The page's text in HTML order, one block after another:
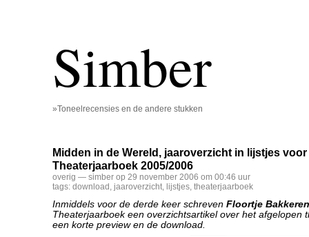
Simber
»Toneelrecensies en de andere stukken
Midden in de Wereld, jaaroverzicht in lijstjes
Theaterjaarboek 2005/2006
overig — simber op 29 november 2006 om 00:46 uur
tags: download , jaaroverzicht, lijstjes, theaterjaarboek
Inmiddels voor de derde keer schreven Floortje Bakkeren
Theaterjaarboek een overzichtsartikel over het afgelopen
een korte preview en de download.